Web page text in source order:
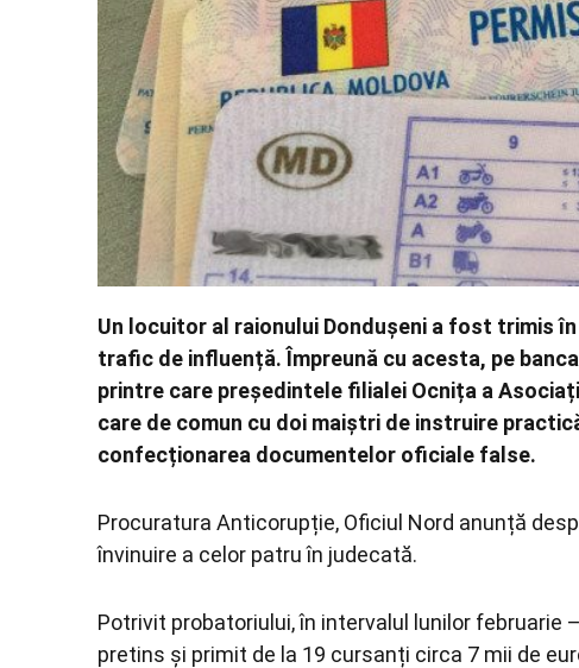
Un locuitor al raionului Dondușeni a fost trimis
trafic de influență. Împreună cu acesta, pe
printre care președintele filialei Ocnița a
care de comun cu doi maiștri de instruire
confecționarea documentelor oficiale false.
Procuratura Anticorupție, Oficiul Nord anunță
învinuire a celor patru în judecată.
Potrivit probatoriului, în intervalul lunilor februarie
pretins și primit de la 19 cursanți circa 7 mii de